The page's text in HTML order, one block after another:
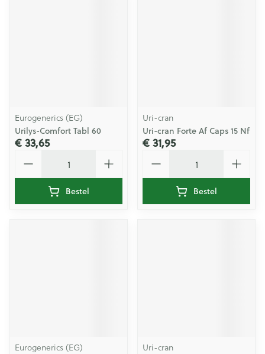
Eurogenerics (EG)
Urilys-Comfort Tabl 60
€ 33,65
Bestel
Uri-cran
Uri-cran Forte Af Caps 15 Nf
€ 31,95
Bestel
Eurogenerics (EG) Uri-cran